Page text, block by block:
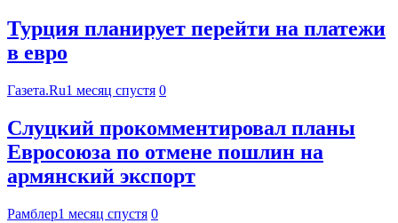
Турция планирует перейти на платежи
в евро
Газета.Ru1 месяц спустя 0
Слуцкий прокомментировал планы
Евросоюза по отмене пошлин на
армянский экспорт
Рамблер1 месяц спустя 0